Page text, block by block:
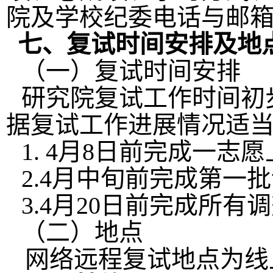
院及学校纪委电话与邮
七、复试时间安排及地
（一）复试时间安排
研究院复试工作时间
据复试工作进展情况适
1. 4月 8 日前完成一志
2.4月中旬前完成第一
3.4月 20 日前完成所有
（二）地点
网络远程复试地点为